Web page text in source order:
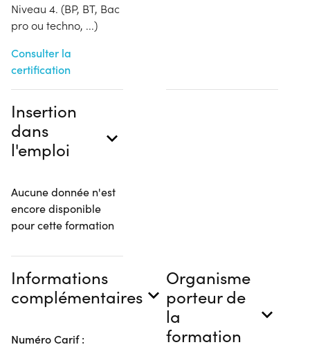
Niveau 4. (BP, BT, Bac
pro ou techno, ...)
Consulter la
certification
Insertion
dans
l'emploi
Aucune donnée n'est
encore disponible
pour cette formation
Informations
complémentaires
Numéro Carif :
Organisme
porteur de
la
formation